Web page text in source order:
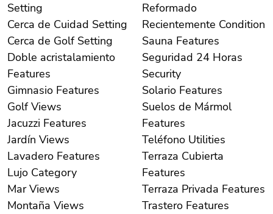
Setting
Cerca de Cuidad Setting
Cerca de Golf Setting
Doble acristalamiento
Features
Gimnasio Features
Golf Views
Jacuzzi Features
Jardín Views
Lavadero Features
Lujo Category
Mar Views
Montaña Views
Reformado
Recientemente Condition
Sauna Features
Seguridad 24 Horas
Security
Solario Features
Suelos de Mármol
Features
Teléfono Utilities
Terraza Cubierta
Features
Terraza Privada Features
Trastero Features